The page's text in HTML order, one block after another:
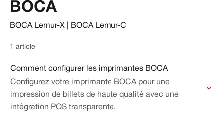
BOCA
BOCA Lemur-X | BOCA Lemur-C
1 article
Comment configurer les imprimantes BOCA
Configurez votre imprimante BOCA pour une
impression de billets de haute qualité avec une
intégration POS transparente.